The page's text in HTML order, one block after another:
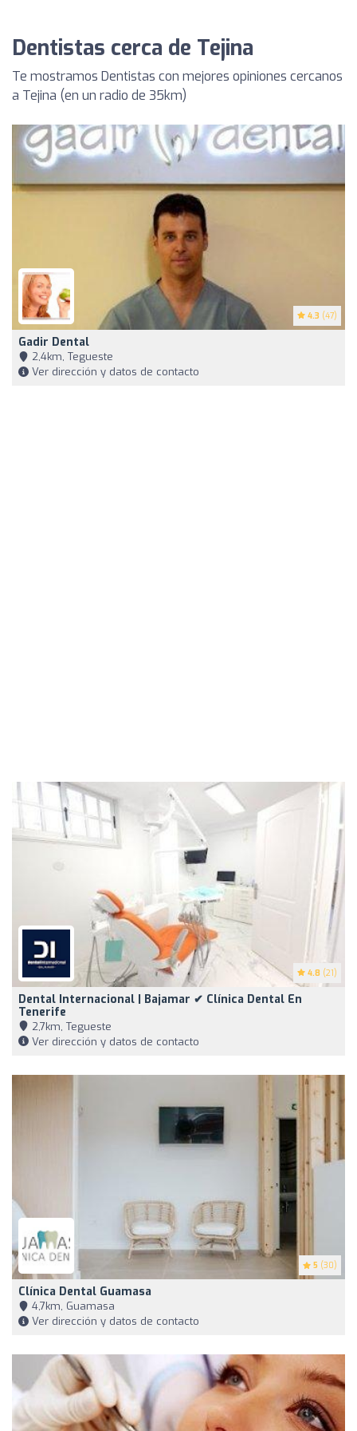
Dentistas cerca de Tejina
Te mostramos Dentistas con mejores opiniones cercanos
a Tejina (en un radio de 35km)
4.3 (47)
Gadir Dental
2,4km, Tegueste
Ver dirección y datos de contacto
4.8 (21)
Dental Internacional | Bajamar ✔ Clínica Dental En
Tenerife
2,7km, Tegueste
Ver dirección y datos de contacto
5 (30)
Clínica Dental Guamasa
4,7km, Guamasa
Ver dirección y datos de contacto